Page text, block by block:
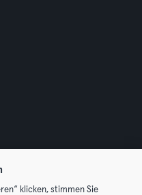
klicken, stimmen Sie